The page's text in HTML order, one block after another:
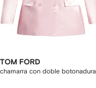
TOM FORD
chamarra con doble botonadura